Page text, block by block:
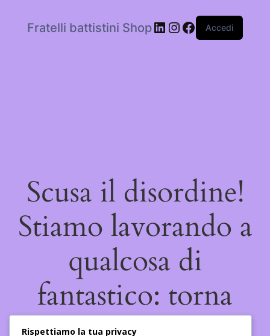
Fratelli battistini ShopLinkedIn
Instagram
Facebook
Accedi
Scusa il disordine!
Stiamo lavorando a
qualcosa di
fantastico: torna
Rispettiamo la tua privacy